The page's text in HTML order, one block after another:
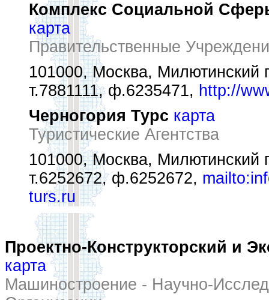
Комплекс Социальной
карта
Правительственные
101000, Москва, Милютинский
т.7881111, ф.6235471, http://
Черногория Турс карта
Туристические Агентства
101000, Москва,
т.6252672, ф.6252672,
turs.ru
Проектно-Конструкторский и
карта
Машиностроение - Научно-